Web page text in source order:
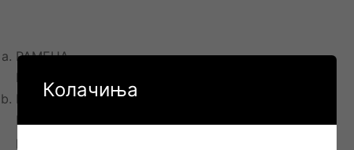
РАМЕНА
Мерете од точка до точка на рамото на грбот
ГРАДИ
Поминете ја мерната лента преку грбот, под
рацете и над градната коска на нејзината
Колачиња